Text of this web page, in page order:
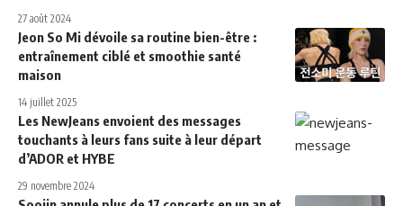
27 août 2024
Jeon So Mi dévoile sa routine bien-être :
entraînement ciblé et smoothie santé
maison
14 juillet 2025
Les NewJeans envoient des messages
touchants à leurs fans suite à leur départ
d’ADOR et HYBE
29 novembre 2024